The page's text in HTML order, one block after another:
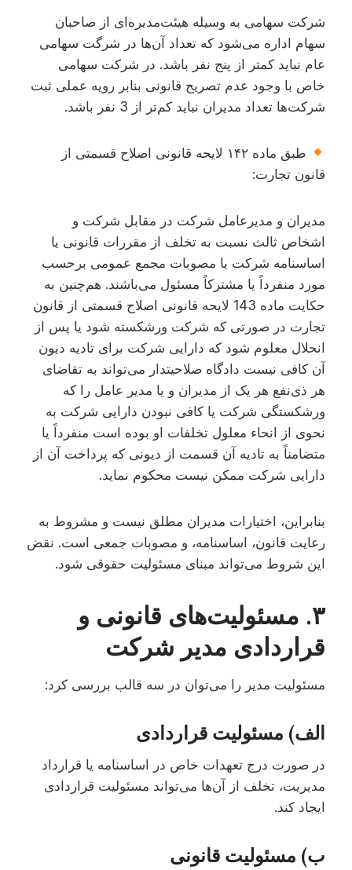
شرکت سهامی به وسیله هیئت‌مدیره‌ای از صاحبان
سهام اداره می‌شود که تعداد آن‌ها در شرگت سهامی
عام نباید کمتر از پنج نفر باشد. در شرکت سهامی
خاص با وجود عدم تصریح قانونی بنابر رویه عملی ثبت
شرکت‌ها تعداد مدیران نباید کم‌تر از 3 نفر باشد.
طبق ماده ۱۴۲ لایحه قانونی اصلاح قسمتی از
قانون تجارت:
مدیران و مدیرعامل شرکت در مقابل شرکت و
اشخاص ثالث نسبت به تخلف از مقررات قانونی یا
اساسنامه شرکت یا مصوبات مجمع عمومی برحسب
مورد منفرداً یا مشترکاً مسئول می‌باشند. هم‌چنین به
حکایت ماده 143 لایحه قانونی اصلاح قسمتی از قانون
تجارت در صورتی که شرکت ورشکسته شود یا پس از
انحلال معلوم شود که دارایی شرکت برای تادیه دیون
آن کافی نیست دادگاه صلاحیتدار می‌تواند به تقاضای
هر ذی‌نفع هر یک از مدیران و یا مدیر عامل را که
ورشکستگی شرکت یا کافی نبودن دارایی شرکت به
نحوی از انحاء معلول تخلفات او بوده است منفرداً یا
متضامناً به تادیه آن قسمت از دیونی که پرداخت آن از
دارایی شرکت ممکن نیست محکوم نماید.
بنابراین، اختیارات مدیران مطلق نیست و مشروط به
رعایت قانون، اساسنامه، و مصوبات جمعی است. نقض
این شروط می‌تواند مبنای مسئولیت حقوقی شود.
۳. مسئولیت‌های قانونی و
قراردادی مدیر شرکت
مسئولیت مدیر را می‌توان در سه قالب بررسی کرد:
الف) مسئولیت قراردادی
در صورت درج تعهدات خاص در اساسنامه یا قرارداد
مدیریت، تخلف از آن‌ها می‌تواند مسئولیت قراردادی
ایجاد کند.
ب) مسئولیت قانونی